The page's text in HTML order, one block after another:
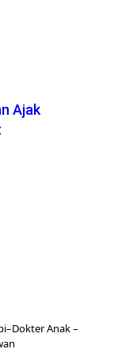
Ajak
–DokterAnak –